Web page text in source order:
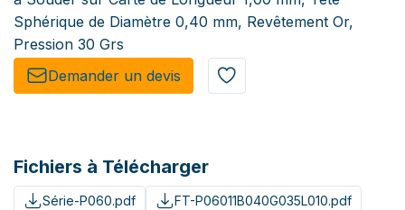
Sphérique de Diamètre 0,40 mm, Revêtement Or,
Pression 30 Grs
Demander un de​​vis​​
Fichiers à Télécharger
Série-P060.pdf FT-P06011B040G035L010.pdf